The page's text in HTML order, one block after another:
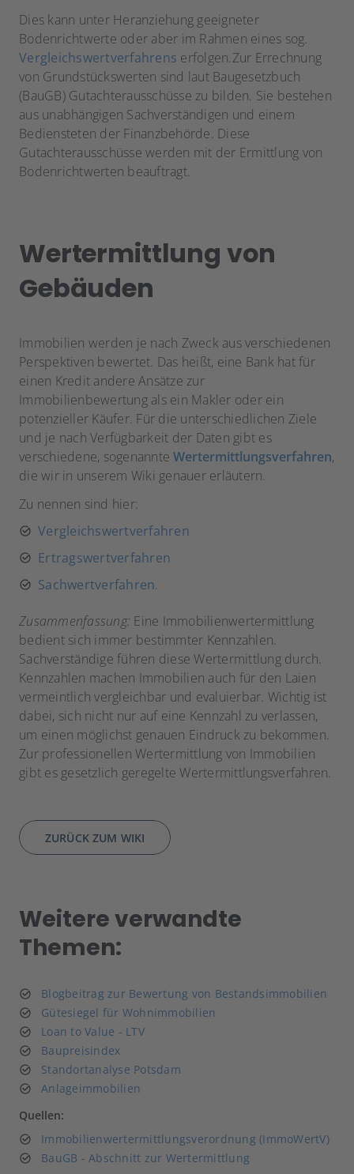
Dies kann unter Heranziehung geeigneter
Bodenrichtwerte oder aber im Rahmen eines sog.
Vergleichswertverfahrens erfolgen.Zur Errechnung
von Grundstückswerten sind laut Baugesetzbuch
(BauGB) Gutachterausschüsse zu bilden. Sie bestehen
aus unabhängigen Sachverständigen und einem
Bediensteten der Finanzbehörde. Diese
Gutachterausschüsse werden mit der Ermittlung von
Bodenrichtwerten beauftragt.
Wertermittlung von
Gebäuden
Immobilien werden je nach Zweck aus verschiedenen
Perspektiven bewertet. Das heißt, eine Bank hat für
einen Kredit andere Ansätze zur
Immobilienbewertung als ein Makler oder ein
potenzieller Käufer. Für die unterschiedlichen Ziele
und je nach Verfügbarkeit der Daten gibt es
verschiedene, sogenannteWertermittlungsverfahren,
die wir in unserem Wiki genauer erläutern.
Zu nennen sind hier:
Vergleichswertverfahren
Ertragswertverfahren
Sachwertverfahren.
Zusammenfassung: Eine Immobilienwertermittlung
bedient sich immer bestimmter Kennzahlen.
Sachverständige führen diese Wertermittlung durch.
Kennzahlen machen Immobilien auch für den Laien
vermeintlich vergleichbar und evaluierbar. Wichtig ist
dabei, sich nicht nur auf eine Kennzahl zu verlassen,
um einen möglichst genauen Eindruck zu bekommen.
Zur professionellen Wertermittlung von Immobilien
gibt es gesetzlich geregelte Wertermittlungsverfahren.
ZURÜCK ZUM WIKI
Weitere verwandte
Themen:
Blogbeitrag zur Bewertung von Bestandsimmobilien
Gütesiegel für Wohnimmobilien
Loan to Value - LTV
Baupreisindex
Standortanalyse Potsdam
Anlageimmobilien
Quellen:
Immobilienwertermittlungsverordnung (ImmoWertV)
BauGB - Abschnitt zur Wertermittlung